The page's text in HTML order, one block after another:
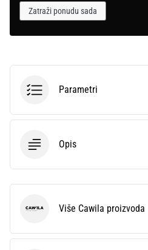
Zatraži ponudu sada
Parametri
Opis
Cawila Više Cawila proizvoda